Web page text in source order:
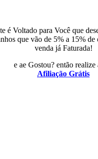
é Voltado para Você que
que vão de 5% a 15% de
venda já Faturada!
e ae Gostou? então realize
Afiliação Grátis